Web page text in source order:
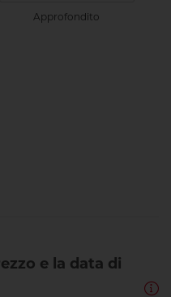
Approfondito
e la data di